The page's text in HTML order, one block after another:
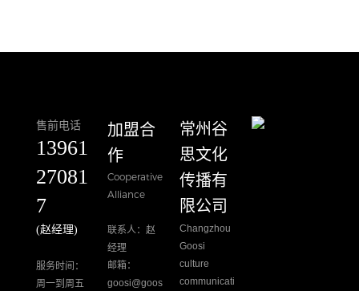
售前电话
13961
27081
7
(赵经理)
服务时间：
周一到周五
加盟合
作
Cooperative
Alliance
联系人：赵
经理
邮箱：
goosi@goos
​常州谷
思文化
传播有
限公司
Changzhou
Goosi
culture
communicati